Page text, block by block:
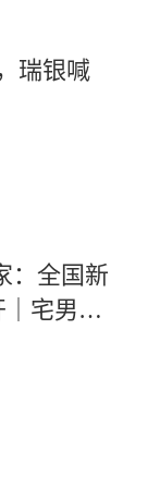
瑞银喊
：全国新
宅男财